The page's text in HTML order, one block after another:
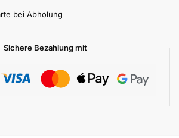
bei Abholung
Sichere Bezahlung mit